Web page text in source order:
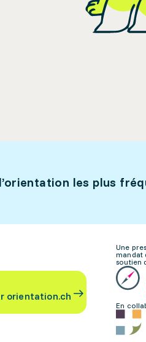
les plus
orientation.ch
Une
mandat
soutien
En